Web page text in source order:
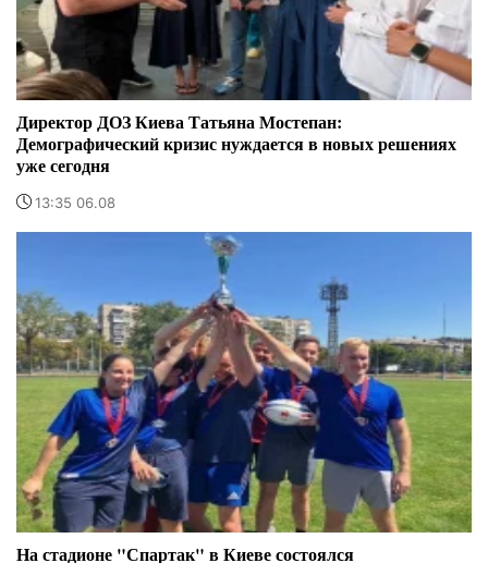
Директор ДОЗ Киева Татьяна Мостепан:
Демографический кризис нуждается в новых решениях
уже сегодня
13:35 06.08
На стадионе "Спартак" в Киеве состоялся